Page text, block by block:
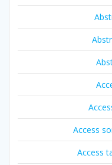
Access
Access